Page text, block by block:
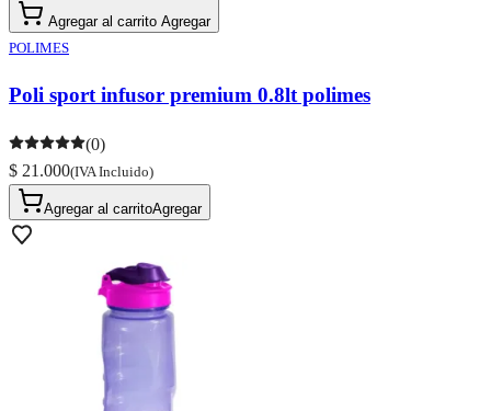
Agregar al carrito Agregar
POLIMES
Poli sport infusor premium 0.8lt polimes
(0)
$ 21.000(IVA Incluido)
Agregar al carritoAgregar